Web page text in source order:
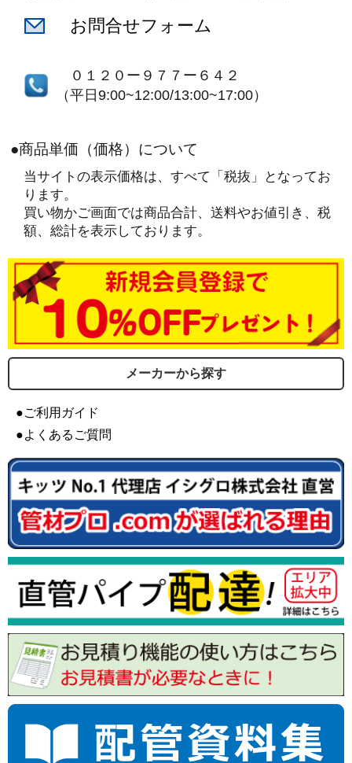
お問合せフォーム
０１２０ー９７７ー６４２
（平日9:00~12:00/13:00~17:00）
●商品単価（価格）について
当サイトの表示価格は、すべて「税抜」となってお
ります。
買い物かご画面では商品合計、送料やお値引き、税
額、総計を表示しております。
メーカーから探す
●ご利用ガイド
●よくあるご質問